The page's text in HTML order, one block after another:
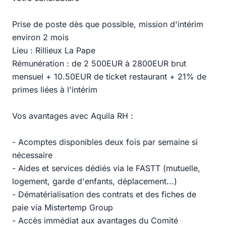
Prise de poste dès que possible, mission d'intérim
environ 2 mois
Lieu : Rillieux La Pape
Rémunération : de 2 500EUR à 2800EUR brut
mensuel + 10.50EUR de ticket restaurant + 21% de
primes liées à l'intérim
Vos avantages avec Aquila RH :
- Acomptes disponibles deux fois par semaine si
nécessaire
- Aides et services dédiés via le FASTT (mutuelle,
logement, garde d'enfants, déplacement...)
- Dématérialisation des contrats et des fiches de
paie via Mistertemp Group
- Accès immédiat aux avantages du Comité